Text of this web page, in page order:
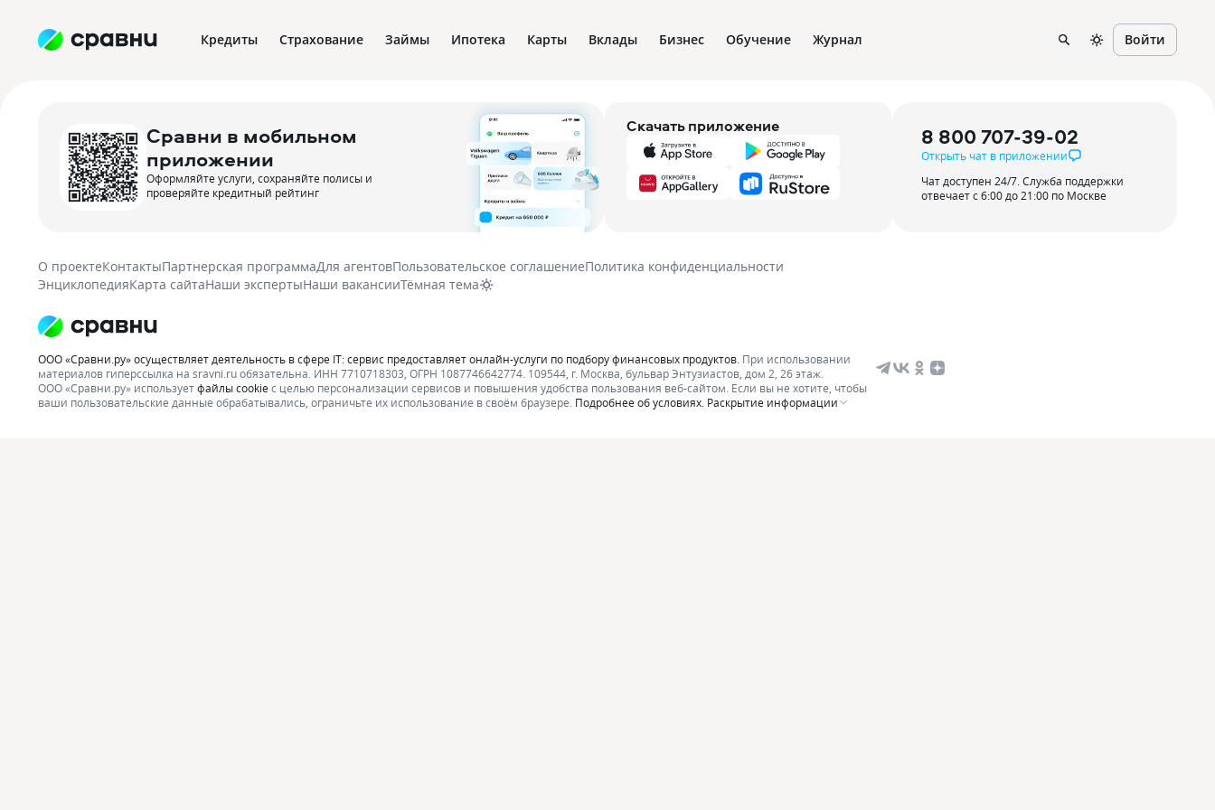
Кредиты Страхование Займы Ипотека Карты Вклады Бизнес Обучение Журнал Войти
Сравни в мобильном
приложении
Оформляйте услуги, сохраняйте полисы и
проверяйте кредитный рейтинг
Скачать приложение 8 800 707-39-02
Открыть чат в приложении
Чат доступен 24/7. Служба поддержки
отвечает с 6:00 до 21:00 по Москве
О проектеКонтактыПартнерская программаДля агентовПользовательское соглашениеПолитика конфиденциальности
ЭнциклопедияКарта сайтаНаши экспертыНаши вакансииТёмная тема
ООО «Сравни.ру» осуществляет деятельность в сфере IT: сервис предоставляет онлайн-услуги по подбору финансовых продуктов. При использовании
материалов гиперссылка на sravni.ru обязательна. ИНН 7710718303, ОГРН 1087746642774. 109544, г. Москва, бульвар Энтузиастов, дом 2, 26 этаж.
ООО «Сравни.ру» используетфайлы cookieс целью персонализации сервисов и повышения удобства пользования веб-сайтом. Если вы не хотите, чтобы
ваши пользовательские данные обрабатывались, ограничьте их использование в своём браузере. Подробнее об условиях. Раскрытие информации